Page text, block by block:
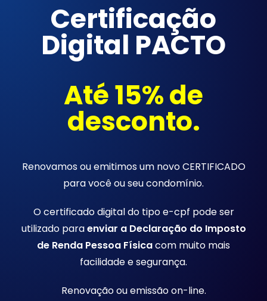
Certificação
Digital PACTO
Até 15% de
desconto.
Renovamos ou emitimos um novo CERTIFICADO
para você ou seu condomínio.
O certificado digital do tipo e-cpf pode ser
utilizado paraenviar a Declaração do Imposto
de Renda Pessoa Físicacom muito mais
facilidade e segurança.
Renovação ou emissãoon-line.